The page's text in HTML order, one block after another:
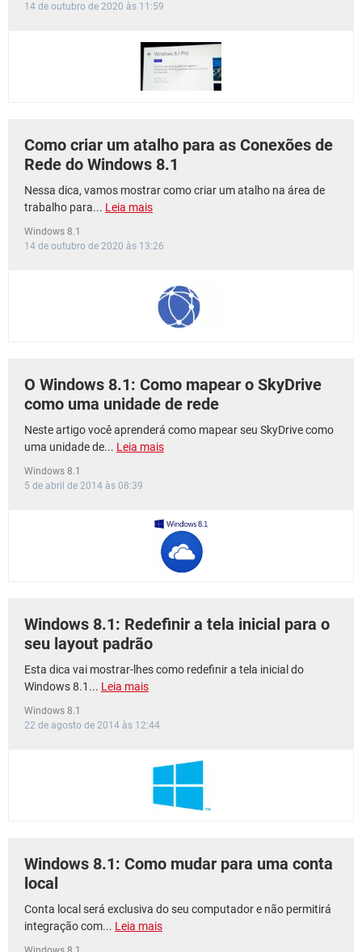
14 de outubro de 2020 às 11:59
Como criar um atalho para as Conexões de
Rede do Windows 8.1
Nessa dica, vamos mostrar como criar um atalho na área de
trabalho para... Leia mais
Windows 8.1
14 de outubro de 2020 às 13:26
O Windows 8.1: Como mapear o SkyDrive
como uma unidade de rede
Neste artigo você aprenderá como mapear seu SkyDrive como
uma unidade de... Leia mais
Windows 8.1
5 de abril de 2014 às 08:39
Windows 8.1: Redefinir a tela inicial para o
seu layout padrão
Esta dica vai mostrar-lhes como redefinir a tela inicial do
Windows 8.1... Leia mais
Windows 8.1
22 de agosto de 2014 às 12:44
Windows 8.1: Como mudar para uma conta
local
Conta local será exclusiva do seu computador e não permitirá
integração com... Leia mais